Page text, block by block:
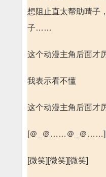
想阻止直太帮助晴子
子……
这个动漫主角后面才
我表示看不懂
这个动漫主角后面才
[＠_＠……＠_＠
[微笑][微笑][微笑]